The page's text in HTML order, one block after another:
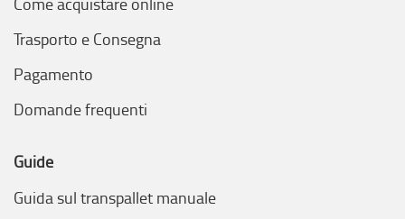
consenso. Potrai comunque modificare le tue scelte in
Trasporto e Consegna
Pagamento
Domande frequenti
Guide
Guida sul transpallet manuale